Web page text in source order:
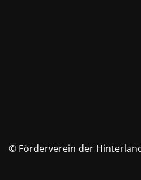
© Förderverein der